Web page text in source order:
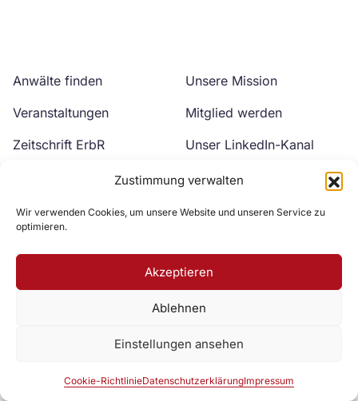
Zustimmung verwalten
Wir verwenden Cookies, um unsere Website und unseren Service zu
optimieren.
Akzeptieren
Ablehnen
Einstellungen ansehen
Cookie-RichtlinieDatenschutzerklärungImpressum
Anwälte finden
Veranstaltungen
Zeitschrift ErbR
Unsere Mission
Mitglied werden
Unser LinkedIn-Kanal
Unser YouTube-Kanal
Zur DAV Webseite